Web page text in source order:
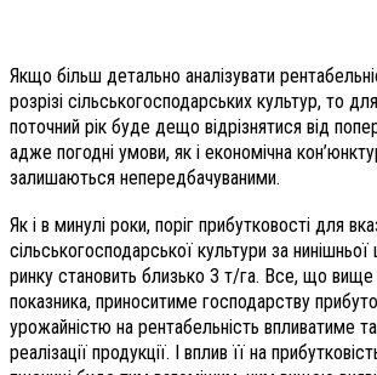
Якщо більш детально аналізувати
розрізі сільськогосподарських культур, то
поточний рік буде дещо відрізнятися від
адже погодні умови, як і економічна
залишаються непередбачуваними.
Як і в минулі роки, поріг прибутковості для
сільськогосподарської культури за нинішньої
ринку становить близько 3 т/га. Все, що
показника, приноситиме господарству
урожайністю на рентабельність впливатиме
реалізації продукції. І вплив її на